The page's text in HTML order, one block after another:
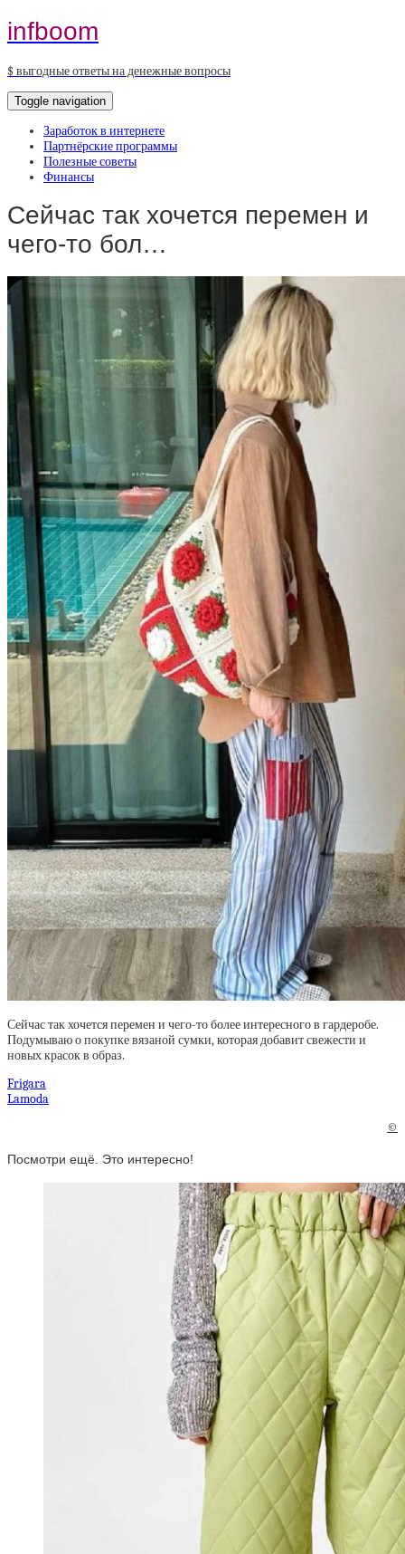
infboom
$ выгодные ответы на денежные вопросы
Toggle navigation
Заработок в интернете
Партнёрские программы
Полезные советы
Финансы
Сейчас так хочется перемен и
чего-то бол…
Сейчас так хочется перемен и чего-то более интересного в гардеробе.
Подумываю о покупке вязаной сумки, которая добавит свежести и
новых красок в образ.
Frigara
Lamoda
©
Посмотри ещё. Это интересно!